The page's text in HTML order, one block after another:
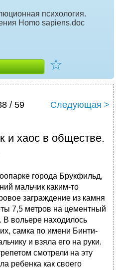
психология.
Homo sapiens.doc
☆
/ 59 Следующая >
и хаос в обществе.
города Брукфильд,
мальчик каким-то
заграждение из камня
7,5 метров на цементный
В вольере находилось
самка по имени Бинти-
и взяла его на руки.
смотрели на эту
ребенка как своего